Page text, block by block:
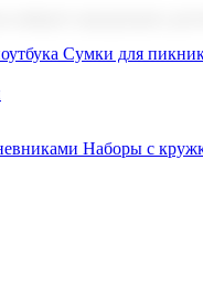
Сумки для
продукцию для
Наборы с